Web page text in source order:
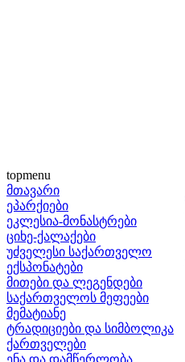
topmenu
მთავარი
ეპარქიები
ეკლესია-მონასტრები
ციხე-ქალაქები
უძველესი საქართველო
ექსპონატები
მითები და ლეგენდები
საქართველოს მეფეები
მემატიანე
ტრადიციები და სიმბოლიკა
ქართველები
ენა და დამწერლობა